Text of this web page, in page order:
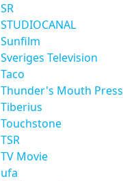
SR
STUDIOCANAL
Sunfilm
Sveriges Television
Taco
Thunder's Mouth Press
Tiberius
Touchstone
TSR
TV Movie
ufa